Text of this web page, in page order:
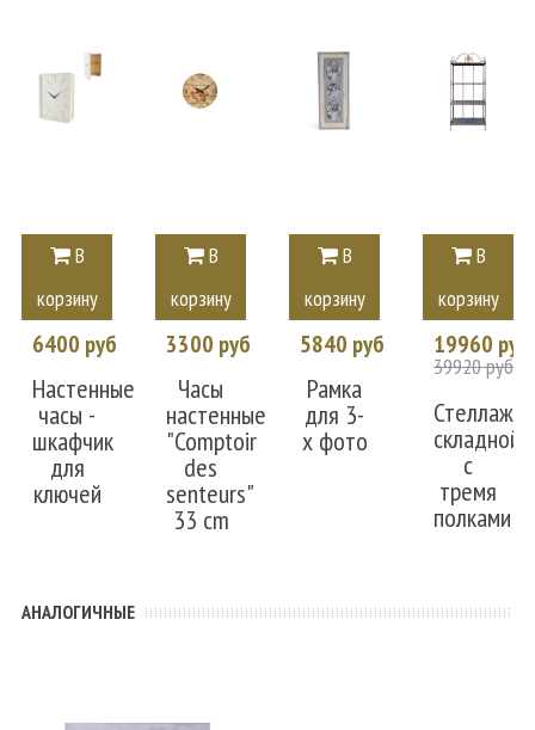
В
корзину
6400 руб
Настенные
часы -
шкафчик
для
ключей
В
корзину
3300 руб
Часы
настенные
"Comptoir
des
senteurs"
33 cm
В
корзину
5840 руб
Рамка
для 3-
х фото
В
корзину
19960 руб
39920 руб
Стеллаж
складной
с
тремя
полками
АНАЛОГИЧНЫЕ